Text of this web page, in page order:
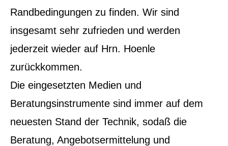
Randbedingungen zu finden. Wir sind
insgesamt sehr zufrieden und werden
jederzeit wieder auf Hrn. Hoenle
zurückkommen.
Die eingesetzten Medien und
Beratungsinstrumente sind immer auf dem
neuesten Stand der Technik, sodaß die
Beratung, Angebotsermittelung und